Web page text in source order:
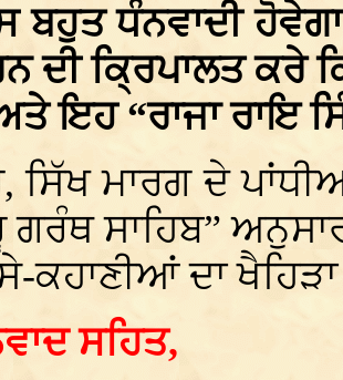
ਬਹੁਤ ਧੰਨਵਾਦੀ
ਦੀ ਕ੍ਰਿਪਾਲਤ ਕਰੇ
ਇਹ “ਰਾਜਾ ਰਾਇ
ਸਿੱਖ ਮਾਰਗ ਦੇ
ਗਰੰਥ ਸਾਹਿਬ”
ਕਹਾਣੀਆਂ ਦਾ
ਸਹਿਤ,